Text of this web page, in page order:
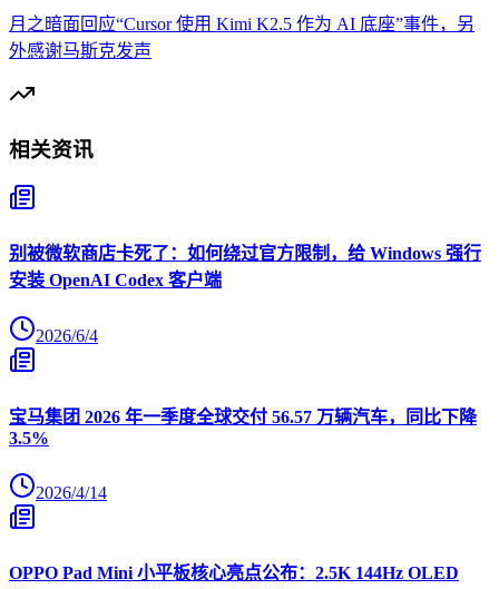
月之暗面回应“Cursor 使用 Kimi K2.5 作为 AI 底座”事件，另
外感谢马斯克发声
相关资讯
别被微软商店卡死了：如何绕过官方限制，给 Windows 强行
安装 OpenAI Codex 客户端
2026/6/4
宝马集团 2026 年一季度全球交付 56.57 万辆汽车，同比下降
3.5%
2026/4/14
OPPO Pad Mini 小平板核心亮点公布：2.5K 144Hz OLED